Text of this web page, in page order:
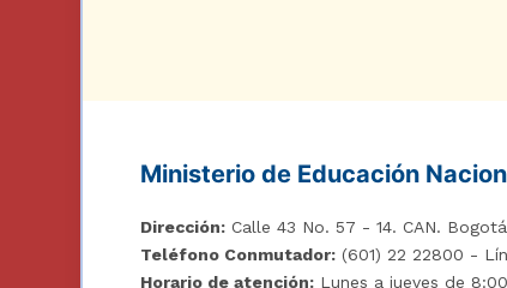
Ministerio de Educación
Dirección:Calle 43 No. 57 - 14. CAN.
Teléfono Conmutador:(601) 22 22800 -
Horario de atención:Lunes a jueves de